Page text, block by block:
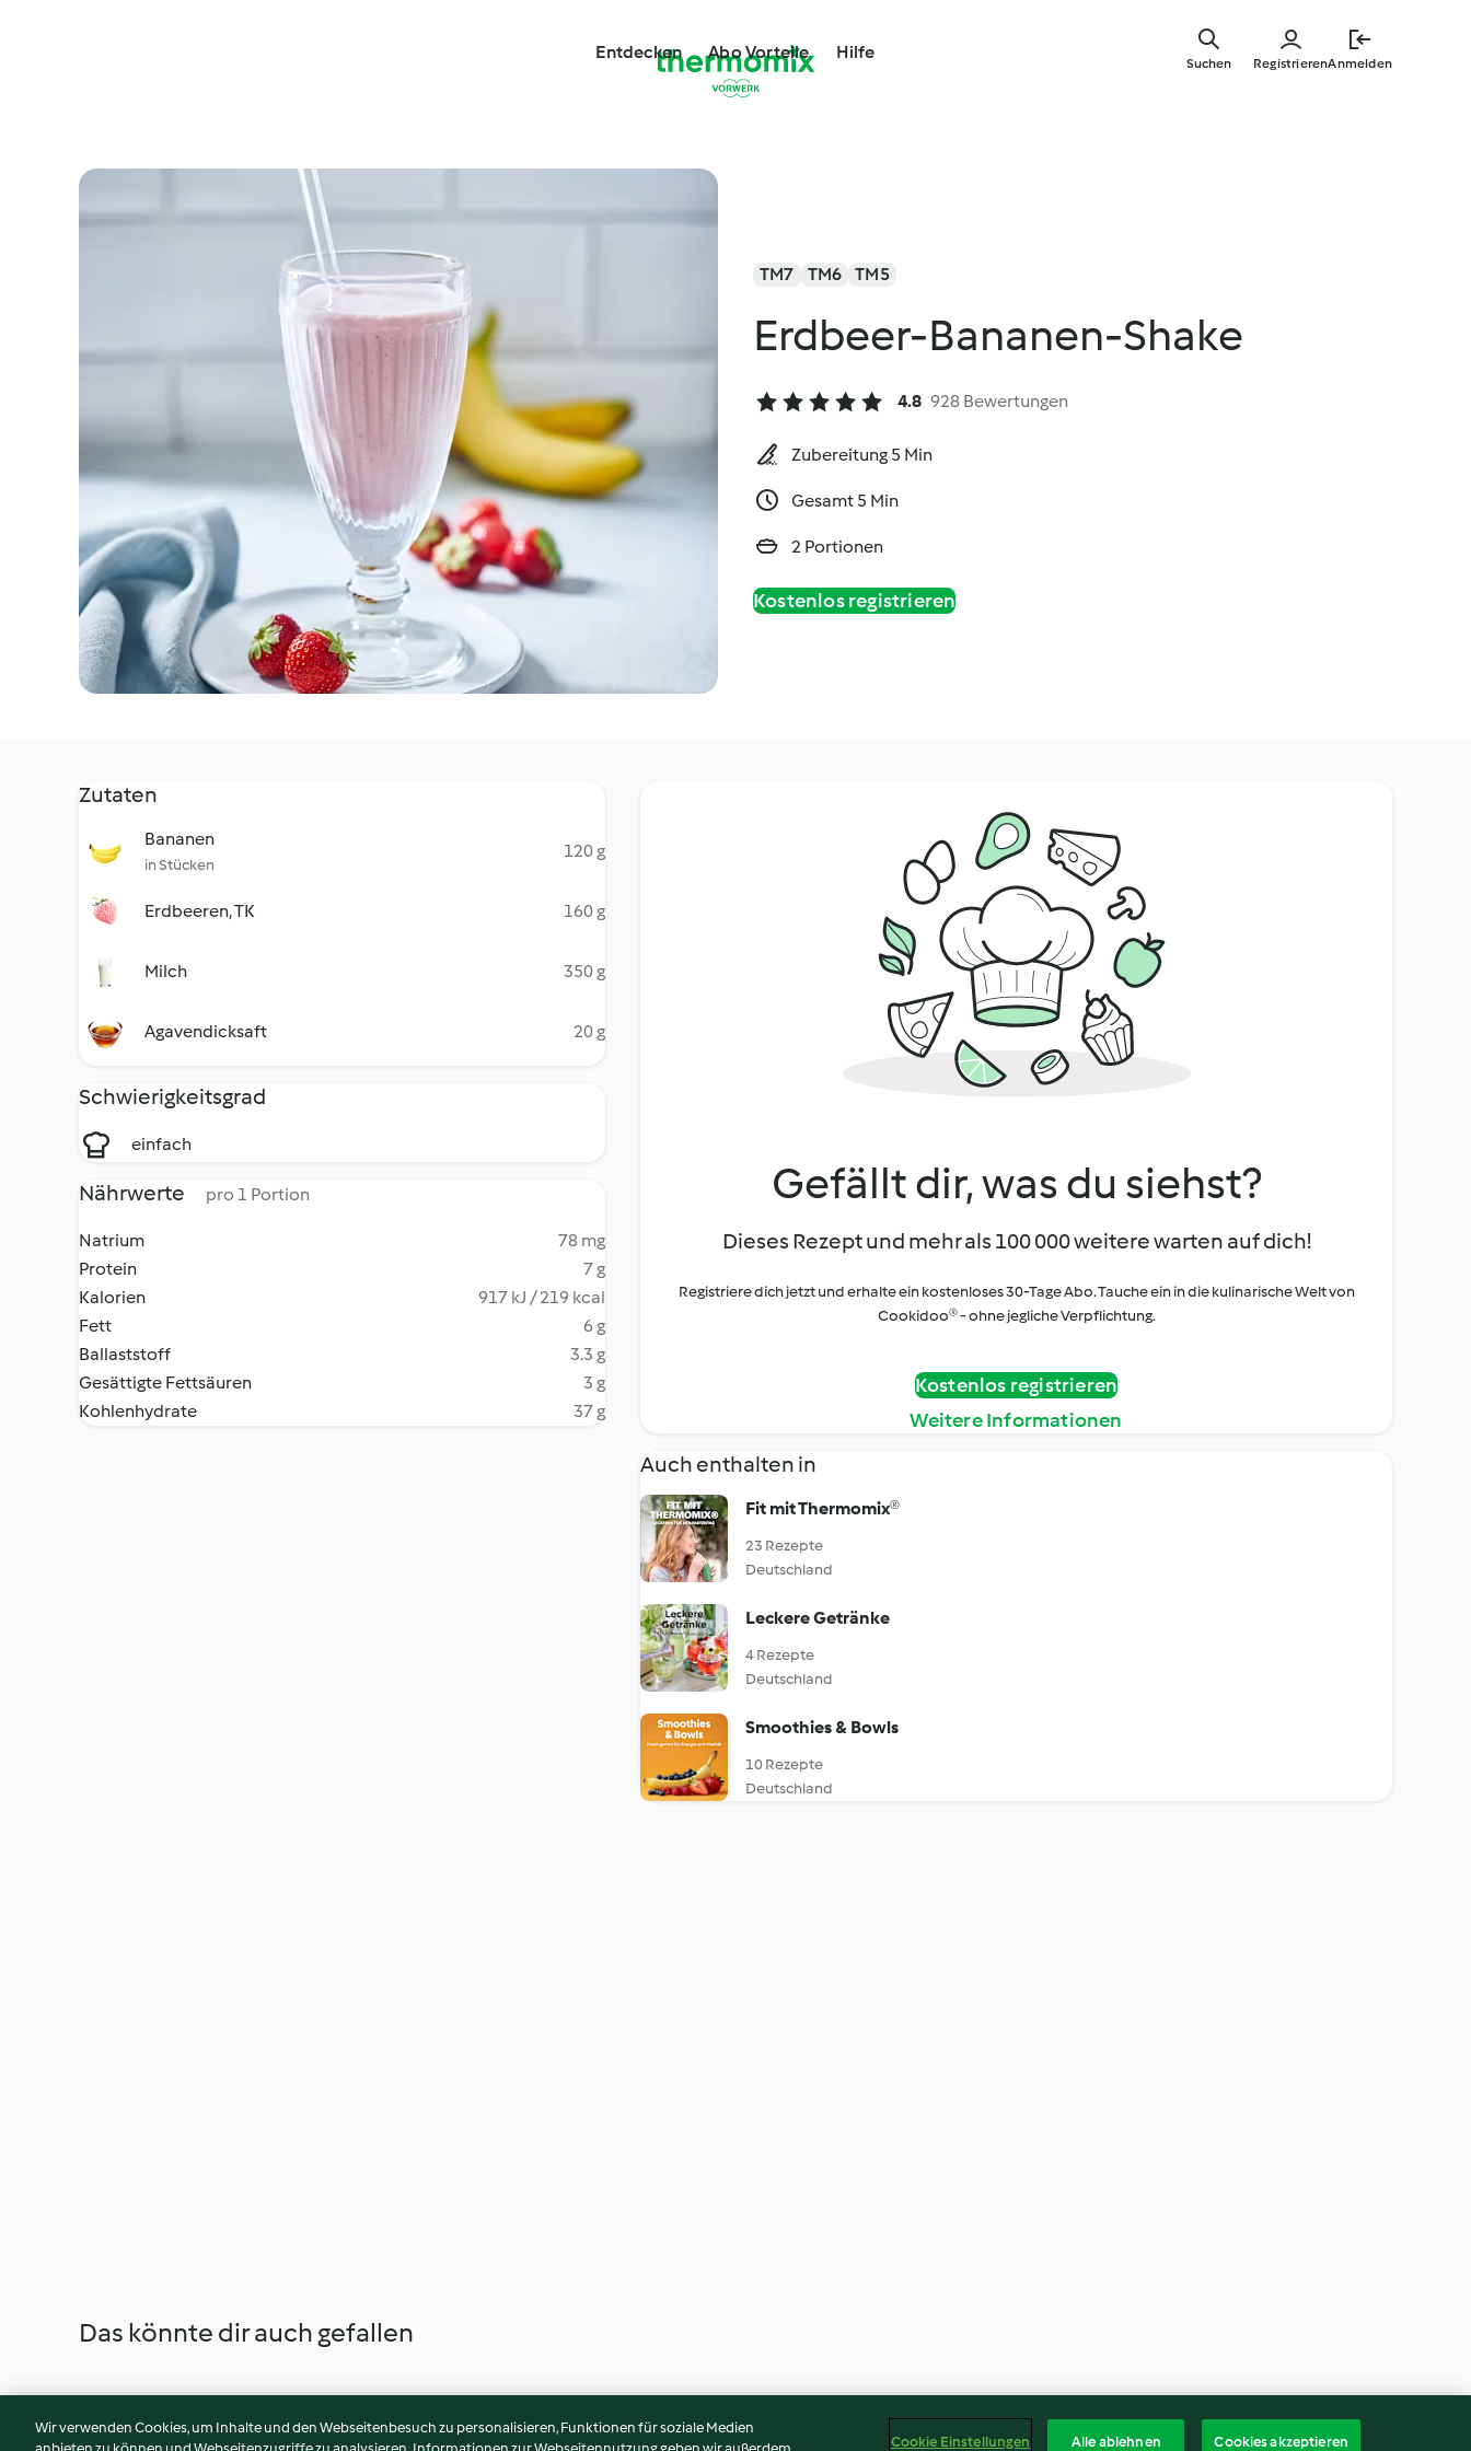
springen
Entdecken Abo Vorteile Hilfe
RegistrierenAnmelden
Suchen
TM7 TM6 TM5
Erdbeer-Bananen-Shake
4.8 928 Bewertungen
Zubereitung 5 Min
Gesamt 5 Min
2 Portionen
Kostenlos registrieren
Zutaten
Bananen
in Stücken
120 g
Erdbeeren, TK 160 g
Milch 350 g
Agavendicksaft 20 g
Schwierigkeitsgrad
einfach
Nährwerte pro 1 Portion
Natrium
78 mg
Protein
7 g
Kalorien
917 kJ / 219 kcal
Fett
6 g
Ballaststoff
3.3 g
Gesättigte Fettsäuren
3 g
Kohlenhydrate
37 g
Gefällt dir, was du siehst?
Dieses Rezept und mehr als 100 000 weitere warten auf dich!
Registriere dich jetzt und erhalte ein kostenloses 30-Tage Abo. Tauche ein in die kulinarische Welt von
Cookidoo® - ohne jegliche Verpflichtung.
Kostenlos registrieren
Weitere Informationen
Auch enthalten in
Fit mit Thermomix®
23 Rezepte
Deutschland
Leckere Getränke
4 Rezepte
Deutschland
Smoothies & Bowls
10 Rezepte
Deutschland
Das könnte dir auch gefallen
Wir verwenden Cookies, um Inhalte und den Webseitenbesuch zu personalisieren, Funktionen für soziale Medien
Cookie Einstellungen Alle ablehnen Cookies akzeptieren